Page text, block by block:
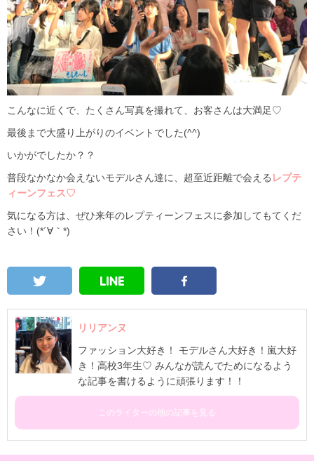
こんなに近くで、たくさん写真を撮れて、お客さんは大満足♡
最後まで大盛り上がりのイベントでした(^^)
いかがでしたか？？
普段なかなか会えないモデルさん達に、超至近距離で会える レプテ
ィーンフェス♡
気になる方は、ぜひ来年のレプティーンフェスに参加してもてくだ
さい！(*´∀｀*)
リリアンヌ
ファッション大好き！ モデルさん大好き！嵐大好
き！高校3年生♡ みんなが読んでためになるよう
な記事を書けるように頑張ります！！
このライターの他の記事を見る